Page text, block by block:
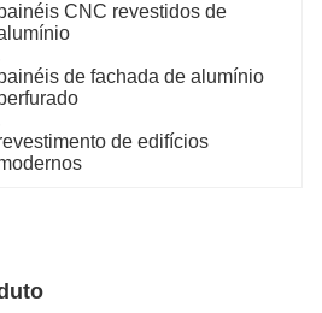
CNC revestidos de
de fachada de alumínio
de edifícios